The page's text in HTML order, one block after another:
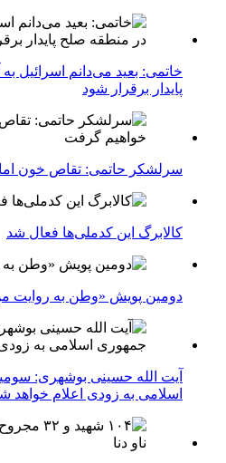
خاتمی: بعید می‌دانم اسرائیل
پایدار برقرار شود
سرلشکر حاتمی: تقاص خون
کالابرگ این کدملی‌ها فعال شد
دومین پویش «وطن به روایت
آیت الله حسینی بوشهری:
اسلامی به زودی اعلام خواهد